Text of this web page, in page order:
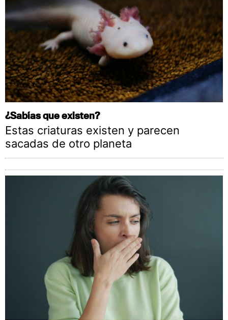
¿Sabías que existen?
Estas criaturas existen y parecen
sacadas de otro planeta